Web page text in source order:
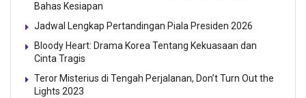
Bahas Kesiapan
Jadwal Lengkap Pertandingan Piala Presiden 2026
Bloody Heart: Drama Korea Tentang Kekuasaan dan
Cinta Tragis
Teror Misterius di Tengah Perjalanan, Don’t Turn Out the
Lights 2023